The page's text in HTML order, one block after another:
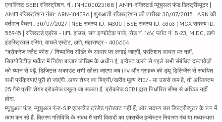
एनालिस्ट SEBI रजिस्ट्रेशन. नं.: INH000025188 | AMFI-रजिस्टर्ड म्यूचुअल फंड डिस्ट्रीब्यूटर |
AMFI रजिस्ट्रेशन नंबर: ARN-104096 | शुरुआती रजिस्ट्रेशन की तारीख: 30/07/2015 | ARN की
वर्तमान वैधता : 30/07/2027 | NSE सदस्य ID: 14300 | BSE सदस्य ID: 6363 | MCX सदस्य ID:
55945 | रजिस्टर्ड एड्रेस - IIFL हाउस, सन इन्फोटेक पार्क, रोड नं. 16V, प्लॉट नं. B-23, MIDC, ठाणे
इंडस्ट्रियल एरिया, वाघले एस्टेट, ठाणे, महाराष्ट्र - 400604
*ब्रोकरेज फ्लैट फीस / निष्पादित ऑर्डर के आधार पर लगाई जाएगी, प्रतिशत आधार पर नहीं.
सिक्योरिटीज़ मार्केट में निवेश बाजार जोखिम के अधीन है, इन्वेस्ट करने से पहले सभी संबंधित दस्तावेज़ों
को ध्यान से पढ़ें. डिजिटल अकाउंट तभी खोला जाएगा जब IPV और ग्राहक की ड्यू डिलिजेंस से संबंधित
सभी प्रक्रियाएं पूरी हो जाएंगी. अगर शेयर का बिक्री/खरीद मूल्य ₹10/- या उससे कम है, तो अधिकतम
25 पैसे प्रति शेयर ब्रोकरेज वसूला जा सकता है. ब्रोकरेज SEBI द्वारा निर्धारित सीमा से अधिक नहीं
होगा.
म्यूचुअल फंड, म्यूचुअल फंड-SIP एक्सचेंज ट्रेडेड प्रोडक्ट नहीं हैं, और सदस्य बस डिस्ट्रीब्यूटर के रूप में
काम कर रहे हैं. वितरण गतिविधि के संबंध में सभी विवादों का एक्सचेंज इन्वेस्टर निवारण मंच या मध्यस्थता